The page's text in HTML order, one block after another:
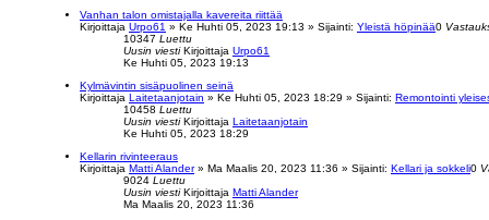
Vanhan talon omistajalla kavereita riittää
Kirjoittaja Urpo61 » Ke Huhti 05, 2023 19:13 » Sijainti: Yleistä höpinää0
10347 Luettu
Uusin viesti Kirjoittaja Urpo61
Ke Huhti 05, 2023 19:13
Kylmävintin sisäpuolinen seinä
Kirjoittaja Laitetaanjotain » Ke Huhti 05, 2023 18:29 » Sijainti: Remontointi
10458 Luettu
Uusin viesti Kirjoittaja Laitetaanjotain
Ke Huhti 05, 2023 18:29
Kellarin rivinteeraus
Kirjoittaja Matti Alander» Ma Maalis 20, 2023 11:36 » Sijainti: Kellari ja sokkeli0
9024 Luettu
Uusin viesti Kirjoittaja Matti Alander
Ma Maalis 20, 2023 11:36